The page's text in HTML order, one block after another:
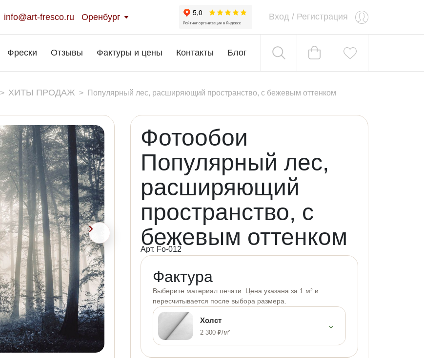
info@art-fresco.ru Оренбург Вход / Регистрация
Фрески Отзывы Фактуры и цены Контакты Блог
> ХИТЫ ПРОДАЖ > Популярный лес, расширяющий пространство, с бежевым оттенком
Фотообои
Популярный лес,
расширяющий
пространство, с
бежевым оттенком
Арт. Fo-012
Фактура
Выберите материал печати. Цена указана за 1 м² и
пересчитывается после выбора размера.
Холст
2 300 ₽/м²
⌄